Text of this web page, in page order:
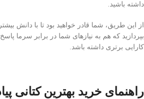
داشته باشید.
از این طریق، شما قادر خواهید بود تا با دانش
بپردازید که هم به نیازهای شما در برابر سرما
کارایی برتری داشته باشد.
راهنمای خرید بهترین کتانی